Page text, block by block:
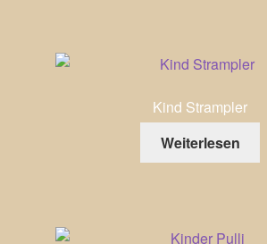
Kind Strampler
Weiterlesen